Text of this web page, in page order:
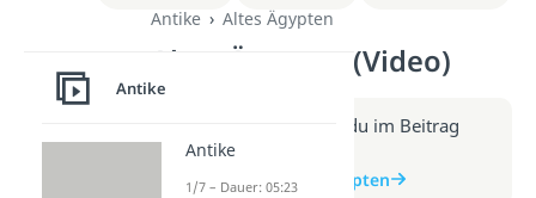
Antike
Altes Ägypten
Altes Ägypten (Video)
Weitere Infos erhältst du im Beitrag
zum Video
zum Beitrag: Altes Ägypten
Antike
Antike
1/7 – Dauer: 05:23